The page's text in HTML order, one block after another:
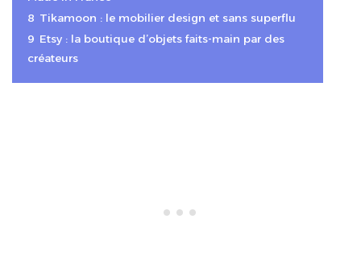
8 Tikamoon : le mobilier design et sans superflu
9 Etsy : la boutique d’objets faits-main par des
créateurs